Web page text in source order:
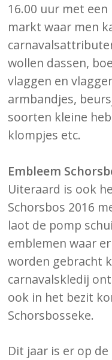
16.00 uur met
markt waar men
wollen dassen,
vlaggen en
armbandjes,
soorten kleine
klompjes etc.
Embleem
Uiteraard is ook
Schorsbos 2016
laot de pomp
emblemen waar
worden gebracht
carnavalskledij
ook in het bezit
Schorsbosseke.
Dit jaar is er op